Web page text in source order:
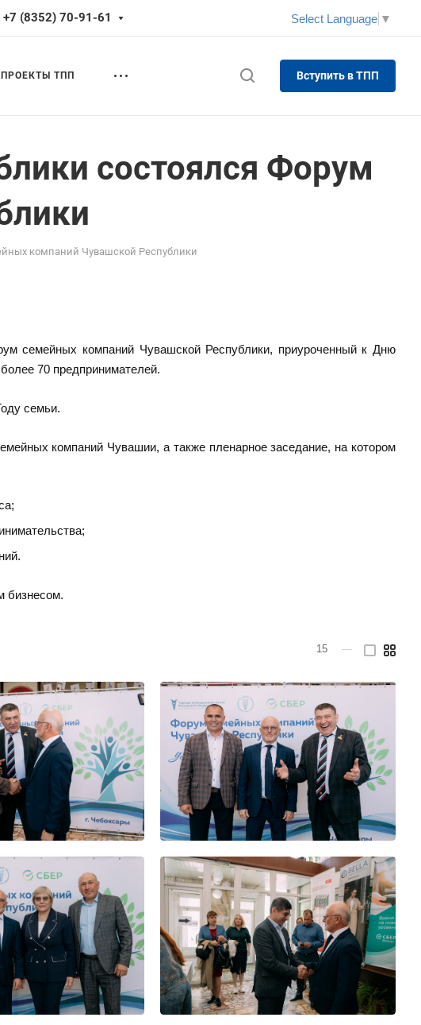
+7 (8352) 70-91-61 Select Language ▼
ПРОЕКТЫ ТПП Вступить в ТПП
состоялся Форум
компаний Чувашской Республики
семейных компаний Чувашской Республики, приуроченный к Дню
70 предпринимателей.
семьи.
компаний Чувашии, а также пленарное заседание, на котором
бизнесом.
15 —